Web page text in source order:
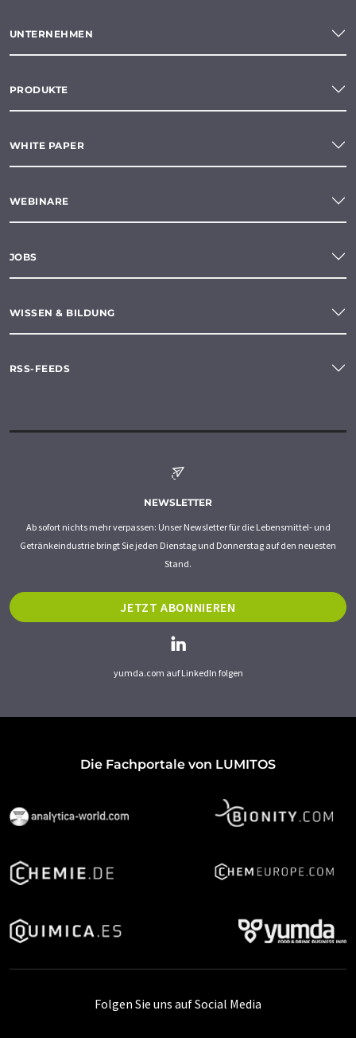
UNTERNEHMEN
PRODUKTE
WHITE PAPER
WEBINARE
JOBS
WISSEN & BILDUNG
RSS-FEEDS
NEWSLETTER
Ab sofort nichts mehr verpassen: Unser Newsletter für die Lebensmittel- und
Getränkeindustrie bringt Sie jeden Dienstag und Donnerstag auf den neuesten
Stand.
JETZT ABONNIEREN
yumda.com auf LinkedIn folgen
Die Fachportale von LUMITOS
Folgen Sie uns auf Social Media